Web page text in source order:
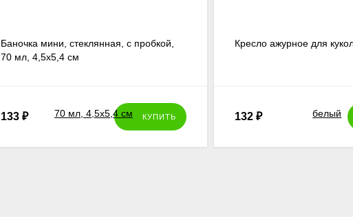
Баночка мини, стеклянная, с пробкой,
70 мл, 4,5х5,4 см
133₽ КУПИТЬ
Кресло ажурное для
132 ₽